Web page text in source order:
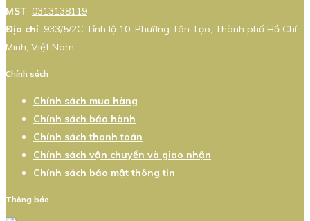
MST: 0313138119
Địa chỉ: 933/5/2C Tỉnh lộ 10, Phường Tân Tạo, Thành phố Hồ Chí
Minh, Việt Nam.
Chính sách
Chính sách mua hàng
Chính sách bảo hành
Chính sách thanh toán
Chính sách vận chuyển và giao nhận
Chính sách bảo mật thông tin
Thông báo